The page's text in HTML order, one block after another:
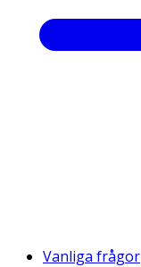
Vanliga frågor